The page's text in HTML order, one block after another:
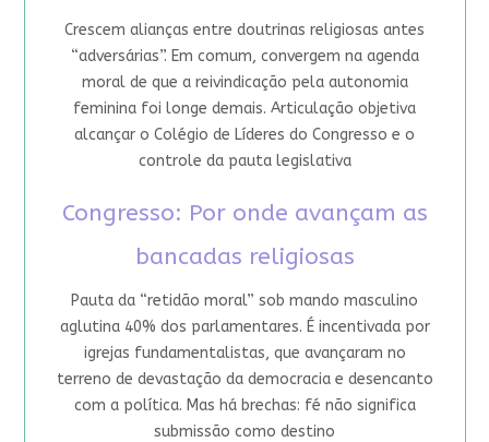
Crescem alianças entre doutrinas religiosas antes
“adversárias”. Em comum, convergem na agenda
moral de que a reivindicação pela autonomia
feminina foi longe demais. Articulação objetiva
alcançar o Colégio de Líderes do Congresso e o
controle da pauta legislativa
Congresso: Por onde avançam as
bancadas religiosas
Pauta da “retidão moral” sob mando masculino
aglutina 40% dos parlamentares. É incentivada por
igrejas fundamentalistas, que avançaram no
terreno de devastação da democracia e desencanto
com a política. Mas há brechas: fé não significa
submissão como destino